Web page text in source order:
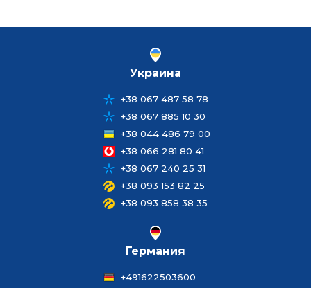
Украина
+38 067 487 58 78
+38 067 885 10 30
+38 044 486 79 00
+38 066 281 80 41
+38 067 240 25 31
+38 093 153 82 25
+38 093 858 38 35
Германия
+491622503600